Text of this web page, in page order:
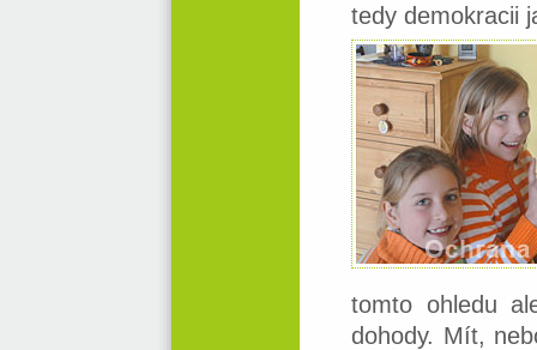
tedy demokracii
tomto ohledu
dohody. Mít,